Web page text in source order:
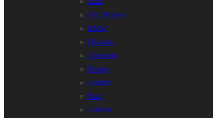
Alfa Romeo
BMW
Hyundai
Chevrolet
Dodge
Gazelle
Ford
Cadillac